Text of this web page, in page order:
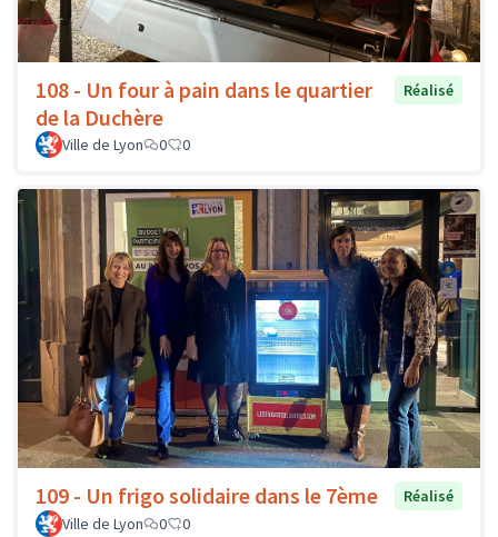
108 - Un four à pain dans le quartier
de la Duchère
Réalisé
Ville de Lyon 0 0
109 - Un frigo solidaire dans le 7ème
Réalisé
Ville de Lyon
0 0